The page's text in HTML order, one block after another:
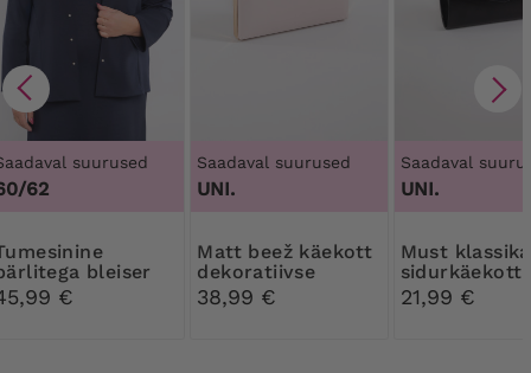
suurused
62
bleiser
€
Saadaval suurused
UNI.
Matt beež käekott
dekoratiivse
lukuga
38,99 €
Saadaval
UNI.
Must klassikaline
sidurkäekott
21,99 €